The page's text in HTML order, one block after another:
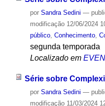
por Sandra Sedini —
modificação12/06/2024
público, Conhecimento,
segunda temporada
Localizado em
Série sobre
por Sandra Sedini —
modificação11/03/2024